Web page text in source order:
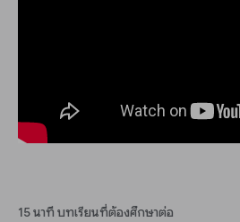
15 นาที บทเรียนที่ต้องศึกษาต่อ